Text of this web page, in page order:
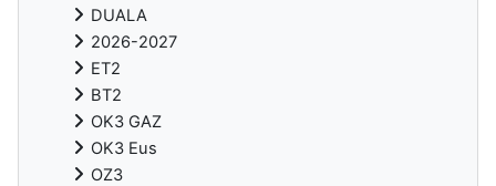
DUALA
2026-2027
ET2
BT2
OK3 GAZ
OK3 Eus
OZ3